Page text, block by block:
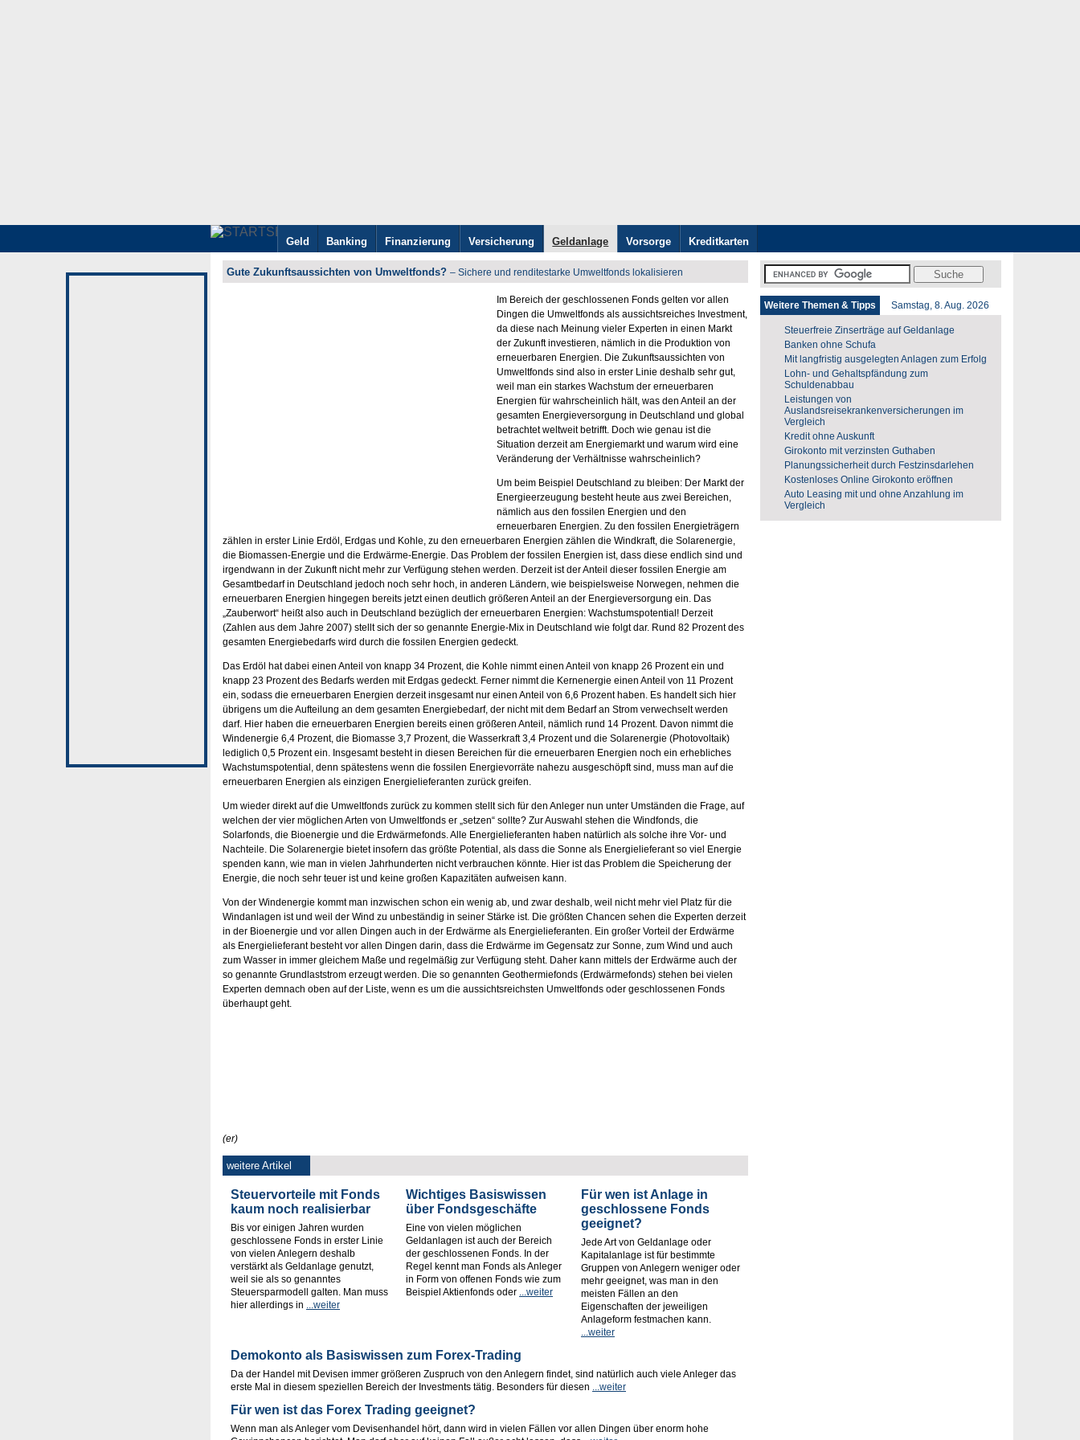
Geld Banking Finanzierung Versicherung Geldanlage Vorsorge Kreditkarten
Gute Zukunftsaussichten von Umweltfonds? – Sichere und renditestarke Umweltfonds lokalisieren
Im Bereich der geschlossenen Fonds gelten vor allen
Dingen die Umweltfonds als aussichtsreiches Investment,
da diese nach Meinung vieler Experten in einen Markt
der Zukunft investieren, nämlich in die Produktion von
erneuerbaren Energien. Die Zukunftsaussichten von
Umweltfonds sind also in erster Linie deshalb sehr gut,
weil man ein starkes Wachstum der erneuerbaren
Energien für wahrscheinlich hält, was den Anteil an der
gesamten Energieversorgung in Deutschland und global
betrachtet weltweit betrifft. Doch wie genau ist die
Situation derzeit am Energiemarkt und warum wird eine
Veränderung der Verhältnisse wahrscheinlich?
Um beim Beispiel Deutschland zu bleiben: Der Markt der
Energieerzeugung besteht heute aus zwei Bereichen,
nämlich aus den fossilen Energien und den
erneuerbaren Energien. Zu den fossilen Energieträgern
zählen in erster Linie Erdöl, Erdgas und Kohle, zu den erneuerbaren Energien zählen die Windkraft, die Solarenergie,
die Biomassen-Energie und die Erdwärme-Energie. Das Problem der fossilen Energien ist, dass diese endlich sind und
irgendwann in der Zukunft nicht mehr zur Verfügung stehen werden. Derzeit ist der Anteil dieser fossilen Energie am
Gesamtbedarf in Deutschland jedoch noch sehr hoch, in anderen Ländern, wie beispielsweise Norwegen, nehmen die
erneuerbaren Energien hingegen bereits jetzt einen deutlich größeren Anteil an der Energieversorgung ein. Das
„Zauberwort“ heißt also auch in Deutschland bezüglich der erneuerbaren Energien: Wachstumspotential! Derzeit
(Zahlen aus dem Jahre 2007) stellt sich der so genannte Energie-Mix in Deutschland wie folgt dar. Rund 82 Prozent des
gesamten Energiebedarfs wird durch die fossilen Energien gedeckt.
Das Erdöl hat dabei einen Anteil von knapp 34 Prozent, die Kohle nimmt einen Anteil von knapp 26 Prozent ein und
knapp 23 Prozent des Bedarfs werden mit Erdgas gedeckt. Ferner nimmt die Kernenergie einen Anteil von 11 Prozent
ein, sodass die erneuerbaren Energien derzeit insgesamt nur einen Anteil von 6,6 Prozent haben. Es handelt sich hier
übrigens um die Aufteilung an dem gesamten Energiebedarf, der nicht mit dem Bedarf an Strom verwechselt werden
darf. Hier haben die erneuerbaren Energien bereits einen größeren Anteil, nämlich rund 14 Prozent. Davon nimmt die
Windenergie 6,4 Prozent, die Biomasse 3,7 Prozent, die Wasserkraft 3,4 Prozent und die Solarenergie (Photovoltaik)
lediglich 0,5 Prozent ein. Insgesamt besteht in diesen Bereichen für die erneuerbaren Energien noch ein erhebliches
Wachstumspotential, denn spätestens wenn die fossilen Energievorräte nahezu ausgeschöpft sind, muss man auf die
erneuerbaren Energien als einzigen Energielieferanten zurück greifen.
Um wieder direkt auf die Umweltfonds zurück zu kommen stellt sich für den Anleger nun unter Umständen die Frage, auf
welchen der vier möglichen Arten von Umweltfonds er „setzen“ sollte? Zur Auswahl stehen die Windfonds, die
Solarfonds, die Bioenergie und die Erdwärmefonds. Alle Energielieferanten haben natürlich als solche ihre Vor- und
Nachteile. Die Solarenergie bietet insofern das größte Potential, als dass die Sonne als Energielieferant so viel Energie
spenden kann, wie man in vielen Jahrhunderten nicht verbrauchen könnte. Hier ist das Problem die Speicherung der
Energie, die noch sehr teuer ist und keine großen Kapazitäten aufweisen kann.
Von der Windenergie kommt man inzwischen schon ein wenig ab, und zwar deshalb, weil nicht mehr viel Platz für die
Windanlagen ist und weil der Wind zu unbeständig in seiner Stärke ist. Die größten Chancen sehen die Experten derzeit
in der Bioenergie und vor allen Dingen auch in der Erdwärme als Energielieferanten. Ein großer Vorteil der Erdwärme
als Energielieferant besteht vor allen Dingen darin, dass die Erdwärme im Gegensatz zur Sonne, zum Wind und auch
zum Wasser in immer gleichem Maße und regelmäßig zur Verfügung steht. Daher kann mittels der Erdwärme auch der
so genannte Grundlaststrom erzeugt werden. Die so genannten Geothermiefonds (Erdwärmefonds) stehen bei vielen
Experten demnach oben auf der Liste, wenn es um die aussichtsreichsten Umweltfonds oder geschlossenen Fonds
überhaupt geht.
(er)
weitere Artikel
Steuervorteile mit Fonds
kaum noch realisierbar
Bis vor einigen Jahren wurden
geschlossene Fonds in erster Linie
von vielen Anlegern deshalb
verstärkt als Geldanlage genutzt,
weil sie als so genanntes
Steuersparmodell galten. Man muss
hier allerdings in
...weiter
Wichtiges Basiswissen
über Fondsgeschäfte
Eine von vielen möglichen
Geldanlagen ist auch der Bereich
der geschlossenen Fonds. In der
Regel kennt man Fonds als Anleger
in Form von offenen Fonds wie zum
Beispiel Aktienfonds oder
...weiter
Für wen ist Anlage in
geschlossene Fonds
geeignet?
Jede Art von Geldanlage oder
Kapitalanlage ist für bestimmte
Gruppen von Anlegern weniger oder
mehr geeignet, was man in den
meisten Fällen an den
Eigenschaften der jeweiligen
Anlageform festmachen kann.
...weiter
Demokonto als Basiswissen zum Forex-Trading
Da der Handel mit Devisen immer größeren Zuspruch von den Anlegern findet, sind natürlich auch viele Anleger das
erste Mal in diesem speziellen Bereich der Investments tätig. Besonders für diesen
...weiter
Für wen ist das Forex Trading geeignet?
Wenn man als Anleger vom Devisenhandel hört, dann wird in vielen Fällen vor allen Dingen über enorm hohe
Weitere Themen & Tipps Samstag, 8. Aug. 2026
Steuerfreie Zinserträge auf Geldanlage
Banken ohne Schufa
Mit langfristig ausgelegten Anlagen zum Erfolg
Lohn- und Gehaltspfändung zum
Schuldenabbau
Leistungen von
Auslandsreisekrankenversicherungen im
Vergleich
Kredit ohne Auskunft
Girokonto mit verzinsten Guthaben
Planungssicherheit durch Festzinsdarlehen
Kostenloses Online Girokonto eröffnen
Auto Leasing mit und ohne Anzahlung im
Vergleich